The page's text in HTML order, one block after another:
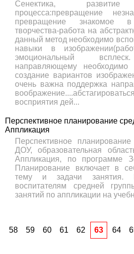
Сенектика, развитие
процесса:превращение
превращение знакомое в
творчества-работа на
данный метод необходимо
навыки в
эмоциональный
направляющему необходимо
создание вариантов
очень важна поддержка
восприятия дей...
Перспективное планирование
Аппликация
Перспективное
ДОУ, образовательная
Аппликация, по программе
Планирование включает в
тему и задачи занятия.
воспитателям средней
занятий по аппликации на
58 59 60 61 62 63 64